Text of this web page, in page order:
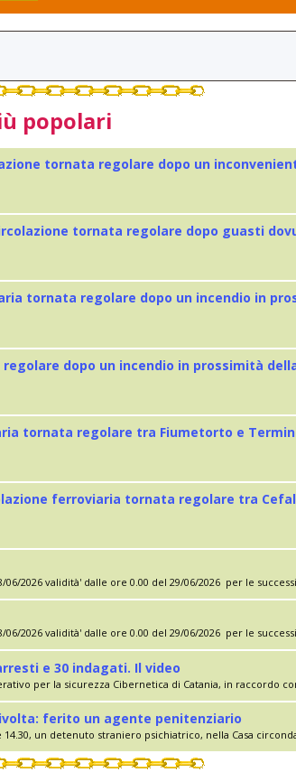
popolari
tornata regolare dopo un
tornata regolare dopo guasti
tornata regolare dopo un incendio in
dopo un incendio in prossimità
tornata regolare tra Fiumetorto e
ferroviaria tornata regolare tra
2026 validità' dalle ore 0.00 del 29/06/2026 per le
2026 validità' dalle ore 0.00 del 29/06/2026 per le
e 30 indagati. Il video
per la sicurezza Cibernetica di Catania, in raccordo con
ferito un agente penitenziario
un detenuto straniero psichiatrico, nella Casa